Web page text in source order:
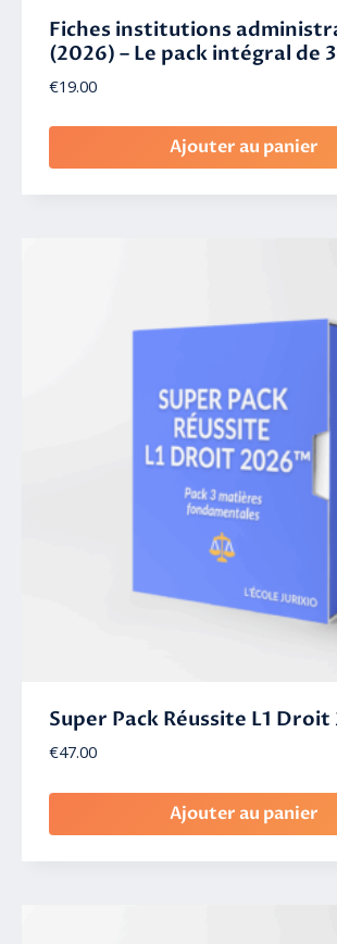
Fiches institutions
(2026) – Le pack intégral de
€19.00
Ajouter au panier
Super Pack Réussite L1
€47.00
Ajouter au panier